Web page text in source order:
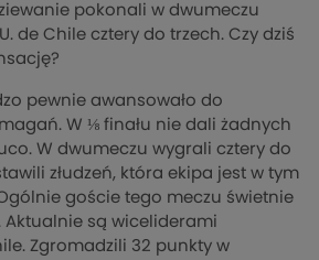
pokonali w dwumeczu
de Chile cztery do trzech. Czy dziś
pewnie awansowało do
W ⅛ finału nie dali żadnych
W dwumeczu wygrali cztery do
złudzeń, która ekipa jest w tym
goście tego meczu świetnie
Aktualnie są wiceliderami
Zgromadzili 32 punkty w